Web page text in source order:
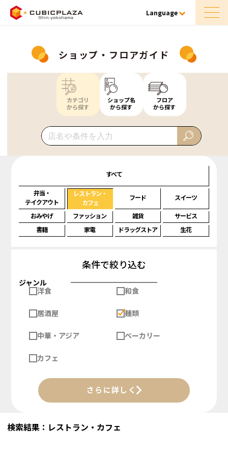
Language
ショップ・フロアガイド
カテゴリ
から探す
ショップ名
から探す
フロア
から探す
すべて
弁当・
テイクアウト
レストラン・
カフェ
フード スイーツ
おみやげ ファッション 雑貨
サービス
書籍
家電 ドラッグストア 生花
条件で絞り込む
ジャンル
洋食
和食
居酒屋 麺類
中華・アジア ベーカリー
カフェ
さらに詳しく
検索結果：レストラン・カフェ